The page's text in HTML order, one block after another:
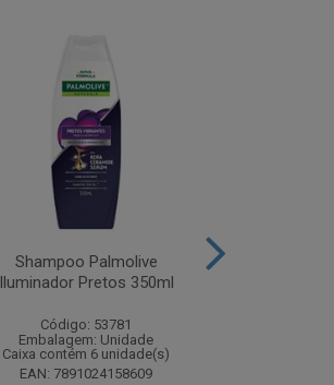
Shampoo Palmolive
Iluminador Pretos 350ml
Código: 53781
Embalagem: Unidade
Caixa contém 6 unidade(s)
EAN: 7891024158609